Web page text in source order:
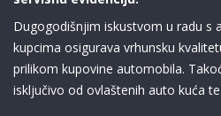
Dugogodišnjim iskustvom u radu s
kupcima osigurava vrhunsku
prilikom kupovine automobila.
isključivo od ovlaštenih auto kuća te